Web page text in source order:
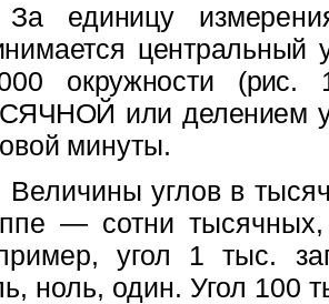
За единицу
центральный
окружности (рис.
или делением
минуты.
Величины углов в
— сотни
угол 1 тыс.
ноль, один. Угол 100